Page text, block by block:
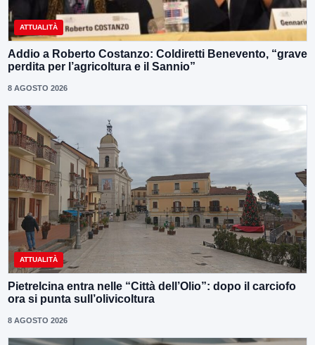
ATTUALITÀ
Addio a Roberto Costanzo: Coldiretti Benevento, “grave
perdita per l’agricoltura e il Sannio”
8 AGOSTO 2026
ATTUALITÀ
Pietrelcina entra nelle “Città dell’Olio”: dopo il carciofo
ora si punta sull’olivicoltura
8 AGOSTO 2026